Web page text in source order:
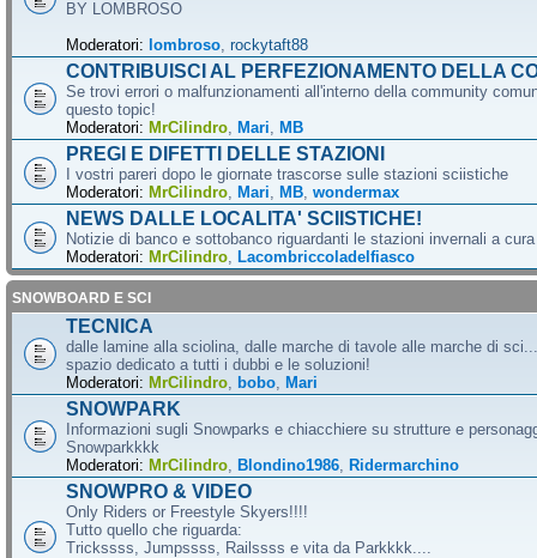
BY LOMBROSO
Moderatori: lombroso rockytaft88
CONTRIBUISCI AL PERFEZIONAMENTO DELLA
Se trovi errori o malfunzionamenti all'interno della community
questo topic!
Moderatori: MrCilindro Mari MB
PREGI E DIFETTI DELLE STAZIONI
I vostri pareri dopo le giornate trascorse sulle stazioni sciistiche
Moderatori: MrCilindro Mari MB wondermax
NEWS DALLE LOCALITA' SCIISTICHE!
Notizie di banco e sottobanco riguardanti le stazioni invernali a
Moderatori: MrCilindro Lacombriccoladelfiasco
SNOWBOARD E SCI
TECNICA
dalle lamine alla sciolina, dalle marche di tavole alle marche di
spazio dedicato a tutti i dubbi e le soluzioni!
Moderatori: MrCilindro bobo Mari
SNOWPARK
Informazioni sugli Snowparks e chiacchiere su strutture e
Snowparkkkk
Moderatori: MrCilindro Blondino1986 Ridermarchino
SNOWPRO & VIDEO
Only Riders or Freestyle Skyers!!!!
Tutto quello che riguarda:
Trickssss, Jumpssss, Railssss e vita da Parkkkk....